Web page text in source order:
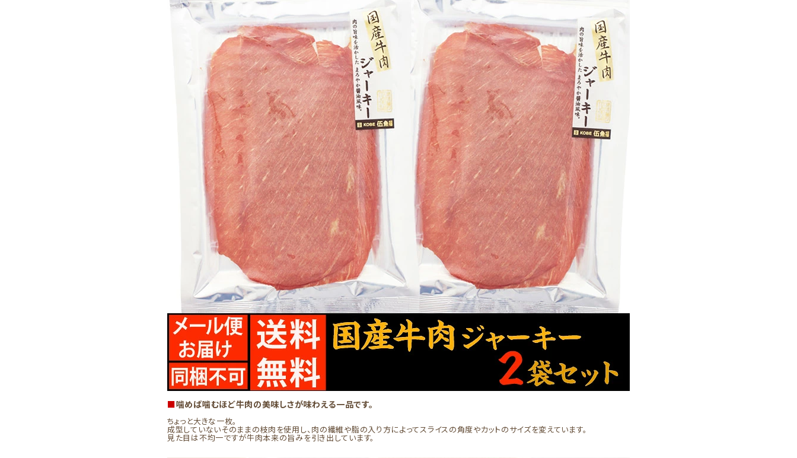
■噛めば噛むほど牛肉の美味しさが味わえる一品です。
ちょっと大きな一枚。
成型していないそのままの枝肉を使用し、肉の繊維や脂の入り方によってスライスの角度やカットのサイズを変えています。
見た目は不均一ですが牛肉本来の旨みを引き出しています。